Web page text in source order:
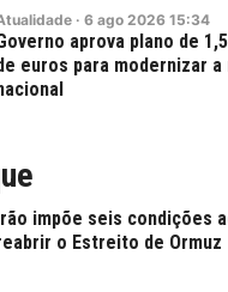
· 6 ago 2026 15:34
aprova plano de
euros para modernizar
impõe seis condições
o Estreito de Ormuz